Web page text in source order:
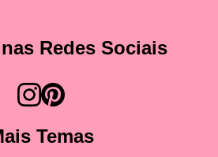
Redes Sociais
Temas